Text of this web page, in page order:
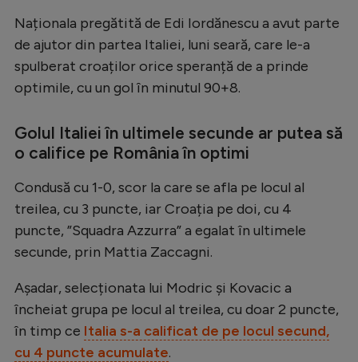
Clasamente
Handbal
Formula 1
Gimnastică
Auto
Rugby
Ciclism
Alte sporturi
Naționala pregătită de Edi Iordănescu a avut parte
de ajutor din partea Italiei, luni seară, care le-a
spulberat croaților orice speranță de a prinde
optimile, cu un gol în minutul 90+8.
Golul Italiei în ultimele secunde ar putea să
o califice pe România în optimi
Condusă cu 1-0, scor la care se afla pe locul al
treilea, cu 3 puncte, iar Croația pe doi, cu 4
puncte, ”Squadra Azzurra” a egalat în ultimele
secunde, prin Mattia Zaccagni.
Așadar, selecționata lui Modric și Kovacic a
încheiat grupa pe locul al treilea, cu doar 2 puncte,
în timp ce Italia s-a calificat de pe locul secund,
cu 4 puncte acumulate.